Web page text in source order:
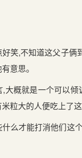
笑,不知道这父子俩
意思。
大概就是一个可以
粒大的人便吃上了
么才能打消他们这